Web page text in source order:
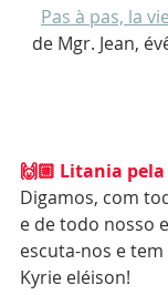
Pas à pas, la
de Mgr. Jean,
🙌🏼 Litania
Digamos, com
e de todo nosso
escuta-nos e
Kyrie eléison!